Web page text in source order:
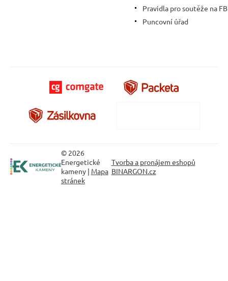
Pravidla pro soutěže na FB
Puncovní úřad
© 2026
Energetické
kameny | Mapa
stránek
Tvorba a pronájem eshopů
BINARGON.cz